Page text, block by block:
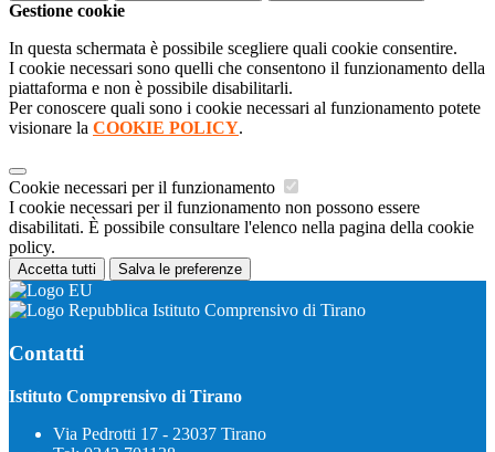
Gestione cookie
In questa schermata è possibile scegliere quali cookie consentire.
I cookie necessari sono quelli che consentono il funzionamento della
piattaforma e non è possibile disabilitarli.
Per conoscere quali sono i cookie necessari al funzionamento potete
visionare la COOKIE POLICY.
Cookie necessari per il funzionamento
I cookie necessari per il funzionamento non possono essere
disabilitati. È possibile consultare l'elenco nella pagina della cookie
policy.
Accetta tutti Salva le preferenze
Istituto Comprensivo di Tirano
Contatti
Istituto Comprensivo di Tirano
Via Pedrotti 17 - 23037 Tirano